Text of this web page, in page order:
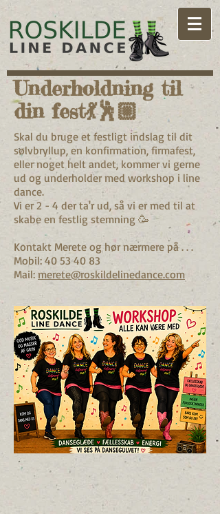
Underholdning til
din fest💃🕺🏼
Skal du bruge et festligt indslag til dit
sølvbryllup, en konfirmation, firmafest,
eller noget helt andet, kommer vi gerne
ud og underholder med workshop i line
dance.
Vi er 2 - 4 der ta'r ud, så vi er med til at
skabe en festlig stemning 🥳
Kontakt Merete og hør nærmere på . . .
Mobil: 40 53 40 83
Mail: merete@roskildelinedance.com